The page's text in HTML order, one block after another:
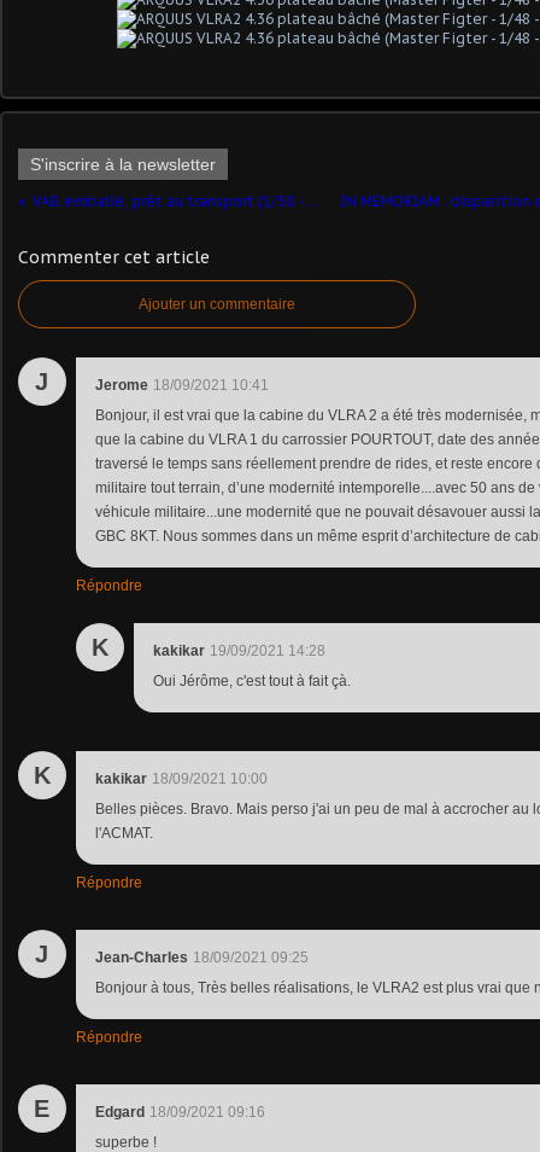
S'inscrire à la newsletter
VAB emballé, prêt au transport (1/50 - par Yves P.) ​
Commenter cet article
Ajouter un commentaire
J Jerome 18/09/2021 10:41
Bonjour, il est vrai que la cabine du VLRA 2 a été très modernisée,
que la cabine du VLRA 1 du carrossier POURTOUT, date des
traversé le temps sans réellement prendre de rides, et reste
militaire tout terrain, d’une modernité intemporelle....avec 50 ans
véhicule militaire...une modernité que ne pouvait désavouer aussi
GBC 8KT. Nous sommes dans un même esprit d’architecture de
Répondre
K kakikar 19/09/2021 14:28
Oui Jérôme, c'est tout à fait çà.
K kakikar 18/09/2021 10:00
Belles pièces. Bravo. Mais perso j'ai un peu de mal à accrocher au
l'ACMAT.
Répondre
J Jean-Charles 18/09/2021 09:25
Bonjour à tous, Très belles réalisations, le VLRA2 est plus vrai que
Répondre
E Edgard 18/09/2021 09:16
superbe !